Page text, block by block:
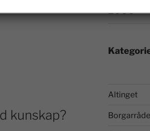
kunskap?
2006
Altinget